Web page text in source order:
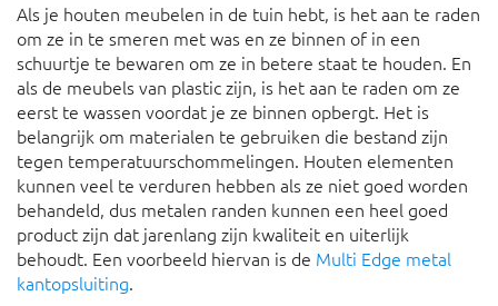
Als je houten meubelen in de tuin hebt, is het aan te raden
om ze in te smeren met was en ze binnen of in een
schuurtje te bewaren om ze in betere staat te houden. En
als de meubels van plastic zijn, is het aan te raden om ze
eerst te wassen voordat je ze binnen opbergt. Het is
belangrijk om materialen te gebruiken die bestand zijn
tegen temperatuurschommelingen. Houten elementen
kunnen veel te verduren hebben als ze niet goed worden
behandeld, dus metalen randen kunnen een heel goed
product zijn dat jarenlang zijn kwaliteit en uiterlijk
behoudt. Een voorbeeld hiervan is de Multi Edge metal
kantopsluiting.